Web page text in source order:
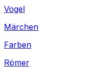
Vogel
Märchen
Farben
Römer